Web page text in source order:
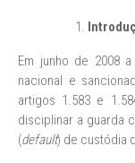
Em junho de 2008
nacional e
artigos 1.583 e
disciplinar a guarda
(default) de custódia